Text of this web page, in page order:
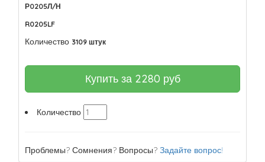
Р0205Л/Н
R0205LF
Количество 3109 штук
Купить за 2280 руб
Количество
Проблемы? Сомнения? Вопросы? Задайте вопрос!